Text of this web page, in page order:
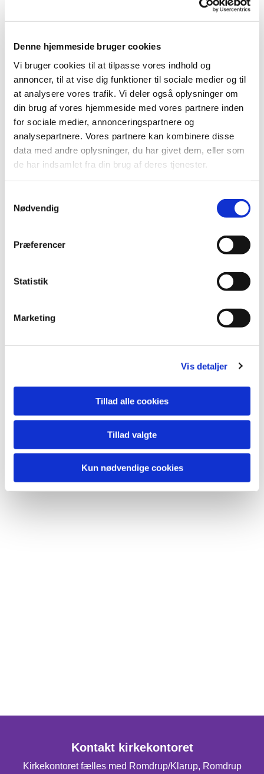
Denne hjemmeside bruger cookies
Vi bruger cookies til at tilpasse vores indhold og
annoncer, til at vise dig funktioner til sociale medier og til
at analysere vores trafik. Vi deler også oplysninger om
din brug af vores hjemmeside med vores partnere inden
for sociale medier, annonceringspartnere og
analysepartnere. Vores partnere kan kombinere disse
data med andre oplysninger, du har givet dem, eller som
de har indsamlet fra din brug af deres tjenester.
Nødvendig
Præferencer
Statistik
Marketing
Vis detaljer
Tillad alle cookies
Tillad valgte
Kun nødvendige cookies
19. november 2025
Undervejs byder vi på kaffe og et stykke kage. Det er
gratis at deltage, og der kræves ingen tilmelding.
Vi glæder os til at synge med jer!
Du vil måske også kunne lide...
Kontakt kirkekontoret
Kirkekontoret fælles med Romdrup/Klarup, Romdrup